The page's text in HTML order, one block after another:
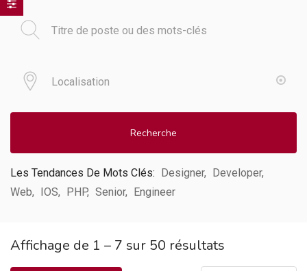
Recherche
Les Tendances De Mots Clés: Designer
Developer
Web
IOS PHP Senior Engineer
Affichage de 1 – 7 sur 50 résultats